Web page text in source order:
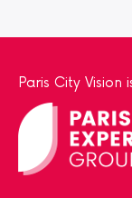
Paris City